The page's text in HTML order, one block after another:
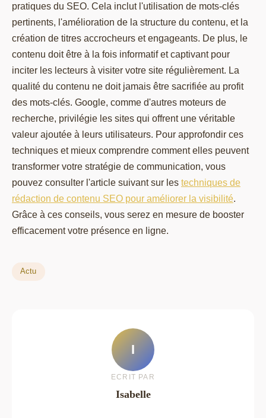
pratiques du SEO. Cela inclut l'utilisation de mots-clés
pertinents, l'amélioration de la structure du contenu, et la
création de titres accrocheurs et engageants. De plus, le
contenu doit être à la fois informatif et captivant pour
inciter les lecteurs à visiter votre site régulièrement. La
qualité du contenu ne doit jamais être sacrifiée au profit
des mots-clés. Google, comme d'autres moteurs de
recherche, privilégie les sites qui offrent une véritable
valeur ajoutée à leurs utilisateurs. Pour approfondir ces
techniques et mieux comprendre comment elles peuvent
transformer votre stratégie de communication, vous
pouvez consulter l'article suivant sur les techniques de
rédaction de contenu SEO pour améliorer la visibilité.
Grâce à ces conseils, vous serez en mesure de booster
efficacement votre présence en ligne.
Actu
I
ECRIT PAR
Isabelle